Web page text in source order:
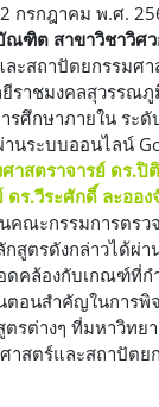
กรกฎาคม พ.ศ.
ณฑิต สาขาวิชาวิศว
ะสถาปัตยกรรมศ
ราชมงคลสุวรรณ
รศึกษาภายใน ระดั
นระบบออนไลน์
ศาสตราจารย์ ดร.ปิ
ดร.วีระศักดิ์ ละออ
คณะกรรมการตรว
สูตรดังกล่าวได้ผ่า
คล้องกับเกณฑ์ที่ก
ตอนสำคัญในการพิ
รต่างๆ ที่มหาวิทย
สตร์และสถาปัตย